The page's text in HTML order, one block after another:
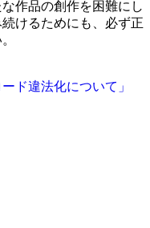
作品の創作を困難にし
けるためにも、必ず正
ド違法化について」